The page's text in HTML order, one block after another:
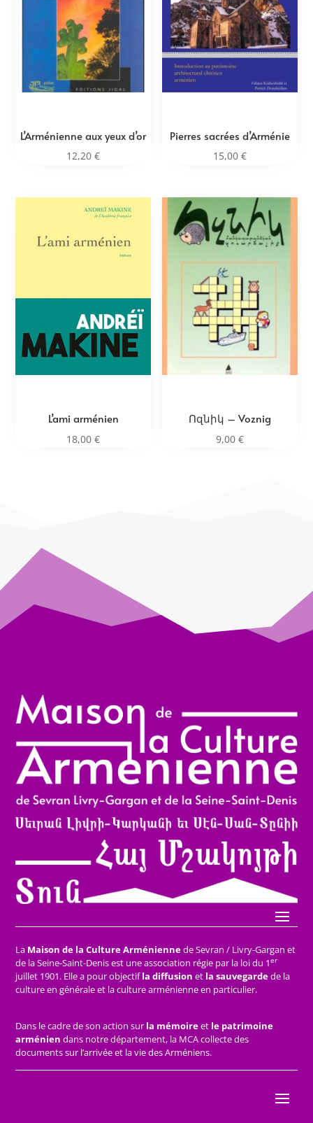
L’Arménienne aux yeux d’or
12,20€
Pierres sacrées d’Arménie
15,00 €
L’ami arménien
18,00€
Ոզնիկ – Voznig
9,00 €
La Maison de la Culture Arméniennede Sevran / Livry-Gargan et
de la Seine-Saint-Denis est une association régie par la loi du 1er
juillet 1901. Elle a pour objectifla diffusion et la sauvegardede la
culture en générale et la culture arménienne en particulier.
Dans le cadre de son action sur la mémoireet le patrimoine
arménien dans notre département, la MCA collecte des
documents sur l’arrivée et la vie des Arméniens.